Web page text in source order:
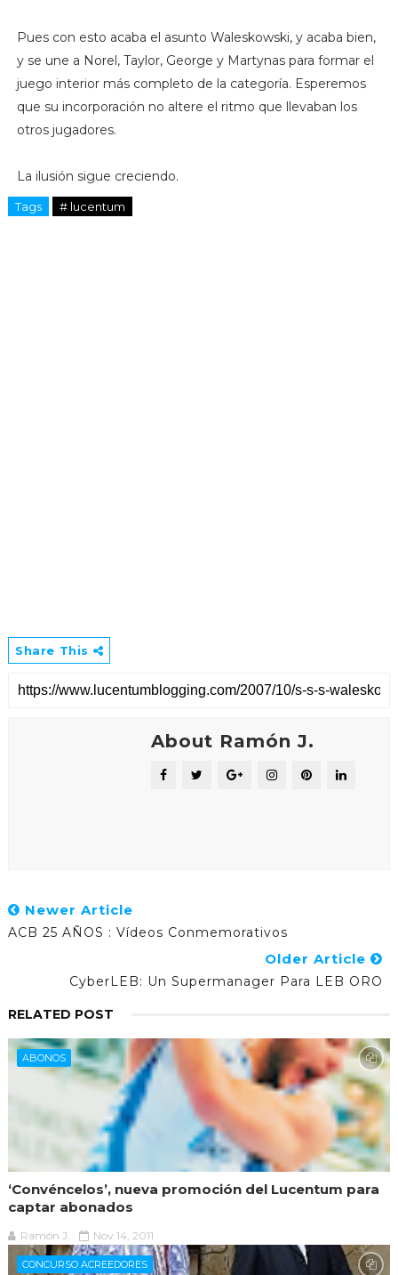
Pues con esto acaba el asunto Waleskowski, y acaba bien,
y se une a Norel, Taylor, George y Martynas para formar el
juego interior más completo de la categoría. Esperemos
que su incorporación no altere el ritmo que llevaban los
otros jugadores.
La ilusión sigue creciendo.
Tags # lucentum
Share This
About Ramón J.
Newer Article
ACB 25 AÑOS : Vídeos Conmemorativos
Older Article
CyberLEB: Un Supermanager Para LEB ORO
RELATED POST
ABONOS
‘Convéncelos’, nueva promoción del Lucentum para
captar abonados
Ramón J. Nov 14, 2011
CONCURSO ACREEDORES